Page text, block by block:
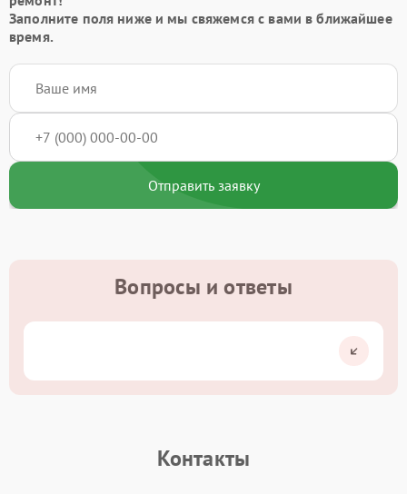
Заполните поля ниже и мы свяжемся с вами в ближайшее
время.
Отправить заявку
Вопросы и ответы
Контакты